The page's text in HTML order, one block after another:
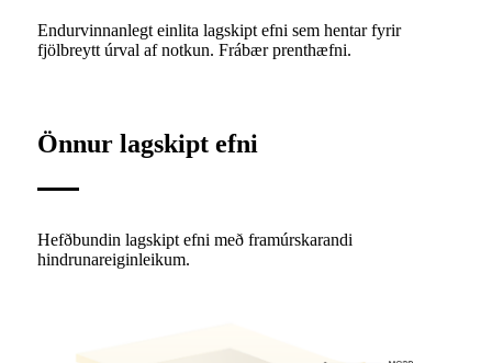
Endurvinnanlegt einlita lagskipt efni sem hentar fyrir
fjölbreytt úrval af notkun. Frábær prenthæfni.
Önnur lagskipt efni
Hefðbundin lagskipt efni með framúrskarandi
hindrunareiginleikum.